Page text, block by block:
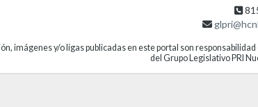
imágenes y/o ligas publicadas en este portal son responsabilidad
del Grupo Legislativo PRI